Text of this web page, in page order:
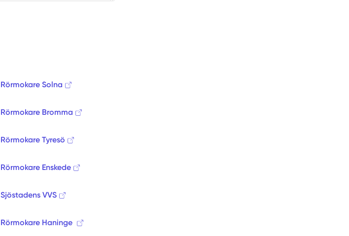
Rörmokare Solna
Rörmokare Bromma
Rörmokare Tyresö
Rörmokare Enskede
Sjöstadens VVS
Rörmokare Haninge